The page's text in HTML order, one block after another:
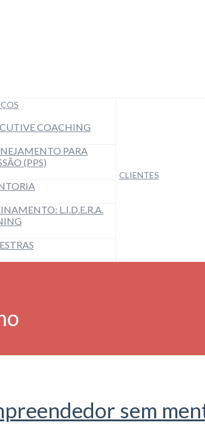
COACHING
PARA
(PPS)
L.I.D.E.R.A.
CLIENTES
sem